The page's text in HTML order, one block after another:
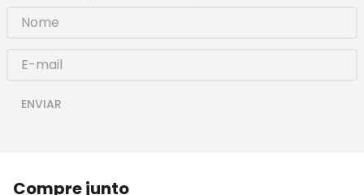
ENVIAR
Compre junto